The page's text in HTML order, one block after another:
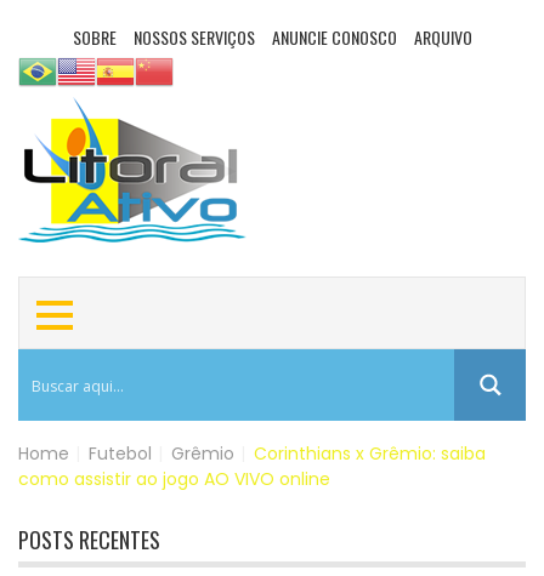
SOBRE NOSSOS SERVIÇOS ANUNCIE CONOSCO ARQUIVO
Home Futebol Grêmio
Corinthians x Grêmio: saiba
como assistir ao jogo AO VIVO online
POSTS RECENTES